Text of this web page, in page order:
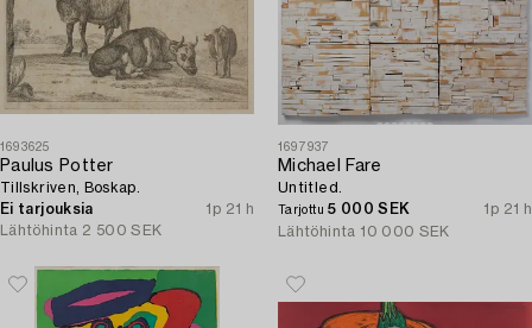
1693625
Paulus Potter
Tillskriven, Boskap.
Ei tarjouksia
1p 21 h
Lähtöhinta 2 500 SEK
1697937
Michael Fare
Untitled.
Tarjottu5 000 SEK
1p 21 h
Lähtöhinta 10 000 SEK